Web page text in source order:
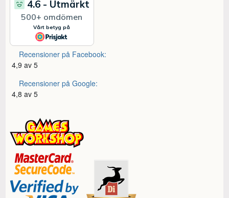
Recensioner på Facebook:
4,9 av 5
Recensioner på Google:
4,8 av 5